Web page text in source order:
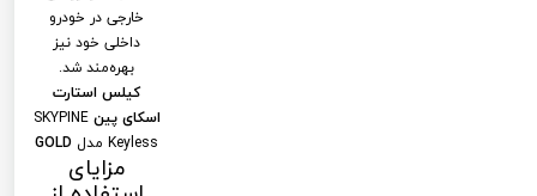
خارجی در خودرو
داخلی خود نیز
بهره‌مند شد.
کیلس استارت
اسکای پینSKYPINE
Keyless مدل
مزایای